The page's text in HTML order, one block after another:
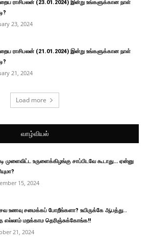
ராசிபலன் (23.01.2024) இன்று உங்களுக்கான நாள்
23, 2024
ராசிபலன் (21.01.2024) இன்று உங்களுக்கான நாள்
21, 2024
Load more
வாழ்வியல்
முளைவிட்ட உருளைக்கிழங்கு சாப்பிடவே கூடாது… ஏன்னு
15, 2024
உணவு சமைக்கப் போறீங்களா? உயிருக்கே ஆபத்து..
எல்லாம் மறக்காம தெரிஞ்சுக்கோங்க!!
21, 2024